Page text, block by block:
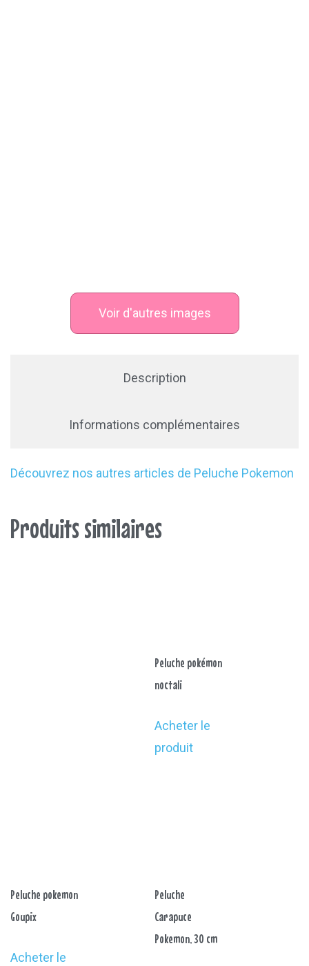
Voir d'autres images
Description
Informations complémentaires
Découvrez nos autres articles de Peluche Pokemon
Produits similaires
Peluche pokémon
noctali
Acheter le
produit
Peluche pokemon
Goupix
Acheter le
Peluche
Carapuce
Pokemon, 30 cm